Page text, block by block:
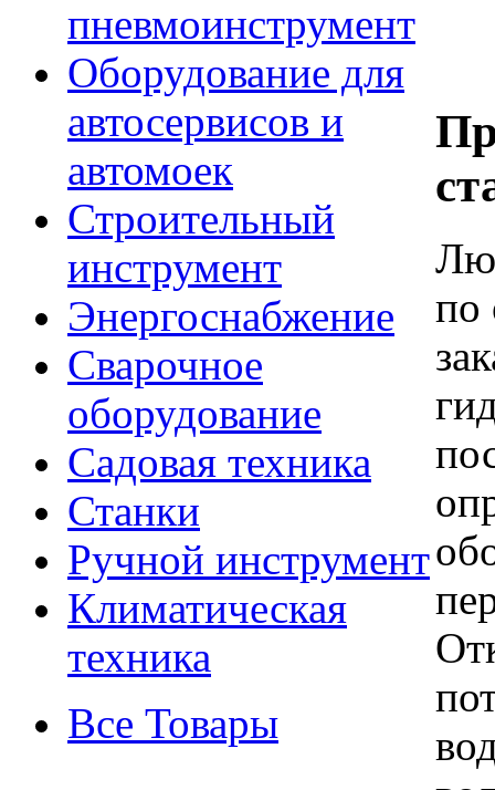
пневмоинструмент
Оборудование для
автосервисов и
автомоек
Строительный
инструмент
Энергоснабжение
Сварочное
оборудование
Садовая техника
Станки
Ручной инструмент
Климатическая
техника
Все Товары
по